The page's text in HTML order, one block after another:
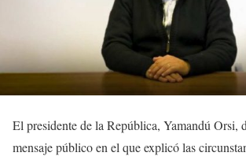
El presidente de la República, Yamandú Orsi,
mensaje público en el que explicó las